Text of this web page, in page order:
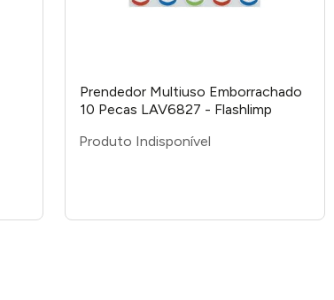
Prendedor Multiuso Emborrachado
10 Pecas LAV6827 - Flashlimp